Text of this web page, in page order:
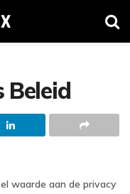
Beleid
waarde aan de privacy